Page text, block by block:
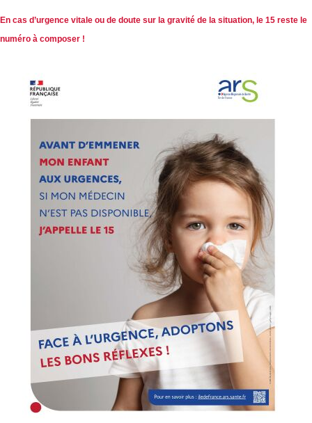
En cas d’urgence vitale ou de doute sur la gravité de la situation, le 15 reste le
numéro à composer !